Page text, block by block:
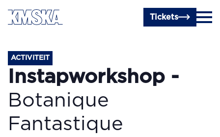
Ga naar hoofdinhoud
Tickets
ACTIVITEIT
Instapworkshop -
Botanique
Fantastique